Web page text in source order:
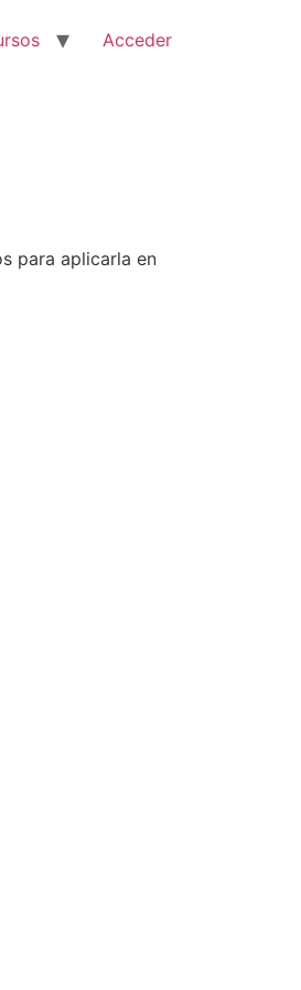
Acceder
para aplicarla en